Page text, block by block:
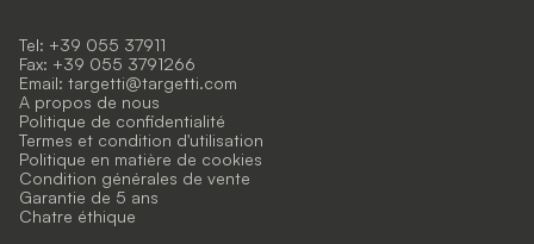
Tel: +39 055 37911
Fax: +39 055 3791266
Email: targetti@targetti.com
A propos de nous
Politique de confidentialité
Termes et condition d'utilisation
Politique en matière de cookies
Condition générales de vente
Garantie de 5 ans
Chatre éthique